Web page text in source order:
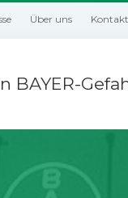
Über uns Kontakt